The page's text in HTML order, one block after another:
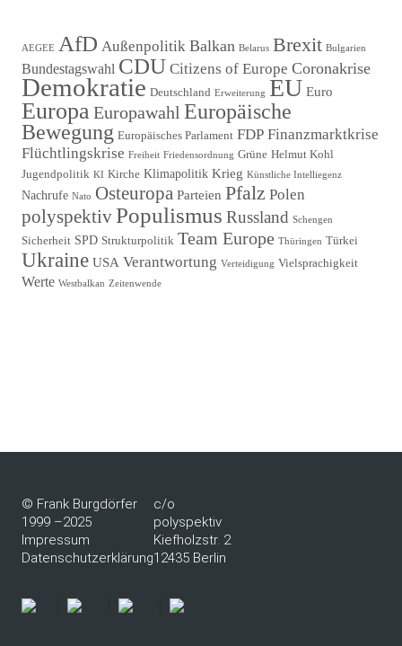
AEGEE AfD Außenpolitik Balkan Belarus Brexit Bulgarien
Bundestagswahl CDU Citizens of Europe Coronakrise
Demokratie Deutschland Erweiterung EU Euro
Europa Europawahl Europäische
Bewegung Europäisches Parlament FDP Finanzmarktkrise
Flüchtlingskrise Freiheit Friedensordnung Grüne Helmut Kohl
Jugendpolitik KI Kirche Klimapolitik Krieg Künstliche Intelliegenz
Nachrufe Nato Osteuropa Parteien Pfalz Polen
polyspektivPopulismus Russland Schengen
Sicherheit SPD Strukturpolitik Team Europe Thüringen Türkei
Ukraine USA Verantwortung Verteidigung Vielsprachigkeit
Werte Westbalkan Zeitenwende
© Frank Burgdörfer
1999 –2025
Impressum
Datenschutzerklärung
c/o
polyspektiv
Kiefholzstr. 2
12435 Berlin